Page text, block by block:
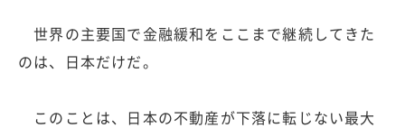
世界の主要国で金融緩和をここまで継続してきた
のは、日本だけだ。
このことは、日本の不動産が下落に転じない最大